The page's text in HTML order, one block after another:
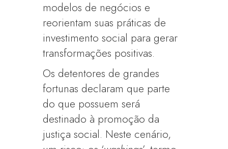
modelos de negócios e
reorientam suas práticas de
investimento social para gerar
transformações positivas.
Os detentores de grandes
fortunas declaram que parte
do que possuem será
destinado à promoção da
justiça social. Neste cenário,